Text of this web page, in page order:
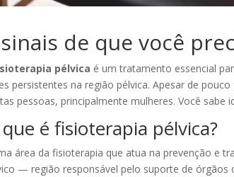
de que você
pélvica é um tratamento essencial
persistentes na região pélvica. Apesar de
pessoas, principalmente mulheres. Você sabe
é fisioterapia pélvica?
área da fisioterapia que atua na prevenção e
— região responsável pelo suporte de